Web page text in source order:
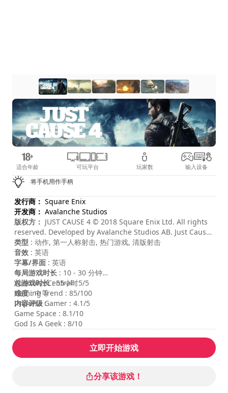
适合年龄 可玩平台 玩家数 输入设备
将手机用作手柄
发行商： Square Enix
开发商： Avalanche Studios
版权方： JUST CAUSE 4 © 2018 Square Enix Ltd. All rights
reserved. Developed by Avalanche Studios AB. Just Cause,
EIDOS, the EIDOS logo, SQUARE ENIX and the SQUARE
ENIX logo are registered trademarks or trademarks of the
Square Enix group of companies. Avalanche and the
Avalanche logo are trademarks of Fatalist Entertainment
AB.
类型 : 动作, 第一人称射击, 热门游戏, 清版射击
音效 : 英语
字幕/界面 : 英语
每局游戏时长 : 10 - 30 分钟
总游戏时长: 55小时
难度: 中等
内容评级 :
Windows Central : 5/5
Gaming Trend : 85/100
Impulse Gamer : 4.1/5
Game Space : 8.1/10
God Is A Geek : 8/10
立即开始游戏
分享该游戏！